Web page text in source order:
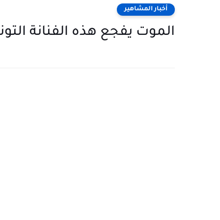
أخبار المشاهير
الموت يفجع هذه الفنانة